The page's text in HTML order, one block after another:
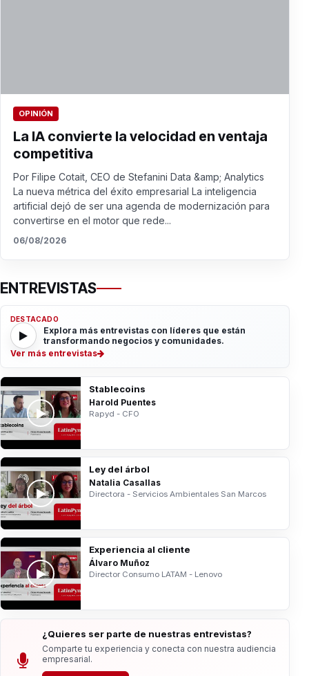
OPINIÓN
La IA convierte la velocidad en ventaja
competitiva
Por Filipe Cotait, CEO de Stefanini Data &amp; Analytics
La nueva métrica del éxito empresarial La inteligencia
artificial dejó de ser una agenda de modernización para
convertirse en el motor que rede...
06/08/2026
ENTREVISTAS
DESTACADO
Explora más entrevistas con líderes que están
transformando negocios y comunidades.
Ver más entrevistas
Stablecoins
Harold Puentes
Rapyd - CFO
Ley del árbol
Natalia Casallas
Directora - Servicios Ambientales San Marcos
Experiencia al cliente
Álvaro Muñoz
Director Consumo LATAM - Lenovo
¿Quieres ser parte de nuestras entrevistas?
Comparte tu experiencia y conecta con nuestra audiencia
empresarial.